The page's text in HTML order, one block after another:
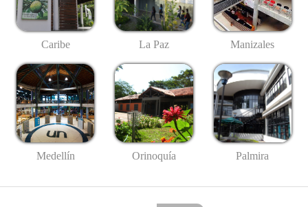
Caribe La Paz Manizales
Medellín Orinoquía Palmira